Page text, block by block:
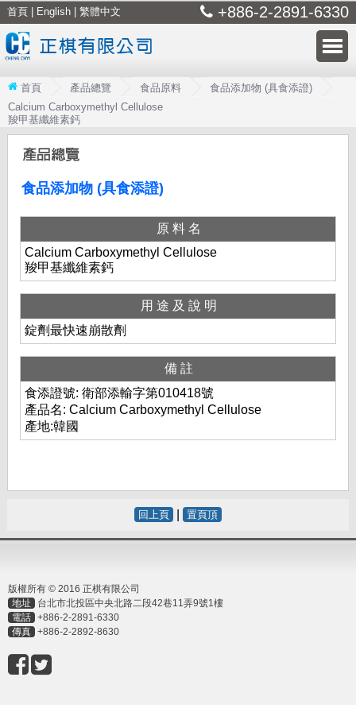
首頁| English| 繁體中文 +886-2-2891-6330
首頁 產品總覽 食品原料
食品添加物 (具食添證)
Calcium Carboxymethyl Cellulose
羧甲基纖維素鈣
食品添加物 (具食添證)
原料名
Calcium Carboxymethyl Cellulose
羧甲基纖維素鈣
用途及說明
錠劑最快速崩散劑
備註
食添證號: 衛部添輸字第010418號
產品名: Calcium Carboxymethyl Cellulose
產地:韓國
回上頁 置頁頂
版權所有 © 2016 正棋有限公司
地址
台北市北投區中央北路二段42巷11弄9號1樓
電話 +886-2-2891-6330
傳真 +886-2-2892-8630